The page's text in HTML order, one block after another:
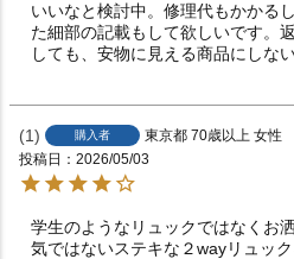
いいなと検討中。修理代もかかる
た細部の記載もして欲しいです。
しても、安物に見える商品にしな
1 購入者 東京都 70歳以上 女性
投稿日
2026/05/03
学生のようなリュックではなくお
気ではないステキな２wayリュッ